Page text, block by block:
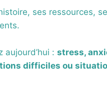
ses ressources,
aujourd’hui : stress,
difficiles ou